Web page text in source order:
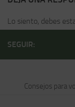
Lo siento, debes
SEGUIR:
Consejos para